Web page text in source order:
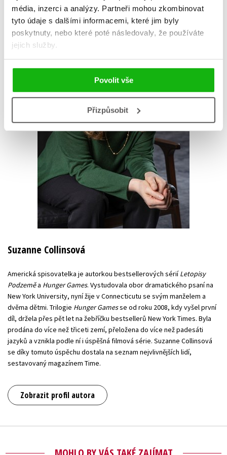
média, inzerci a analýzy. Partneři mohou zkombinovat
tyto údaje s dalšími informacemi, které jim byly
poskytnuty, nebo které poté následovaly, že používáte
jejich služby.
Povolit vše
Přizpůsobit
Suzanne Collinsová
Americká spisovatelka je autorkou bestsellerových sériíLetopisy
Podzeměa Hunger Games. Vystudovala obor dramatického psaní na
New York University, nyní žije v Connecticutu se svým manželem a
dvěma dětmi. Trilogie Hunger Gamesse od roku 2008, kdy vyšel první
díl, držela přes pět let na žebříčku bestsellerů New York Times. Byla
prodána do více než třiceti zemí, přeložena do více než padesáti
jazyků a vznikla podle ní i úspěšná filmová série. Suzanne Collinsová
se díky tomuto úspěchu dostala na seznam nejvlivnějších lidí,
sestavovaný magazínem Time.
Zobrazit profil autora